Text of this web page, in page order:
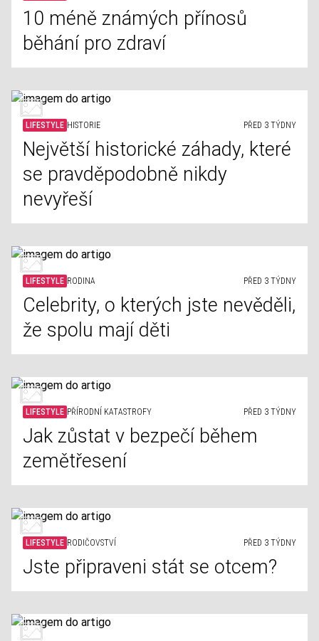
10 méně známých přínosů
běhání pro zdraví
LIFESTYLE HISTORIE PŘED 3 TÝDNY
Největší historické záhady, které
se pravděpodobně nikdy
nevyřeší
LIFESTYLE RODINA PŘED 3 TÝDNY
Celebrity, o kterých jste nevěděli,
že spolu mají děti
LIFESTYLE PŘÍRODNÍ KATASTROFY PŘED 3 TÝDNY
Jak zůstat v bezpečí během
zemětřesení
LIFESTYLE RODIČOVSTVÍ PŘED 3 TÝDNY
Jste připraveni stát se otcem?